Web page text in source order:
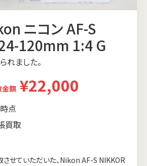
ニコン AF-S
120mm 1:4 G
れました。
金額 ¥22,000
点
買取
せていただいた、Nikon AF-S NIKKOR